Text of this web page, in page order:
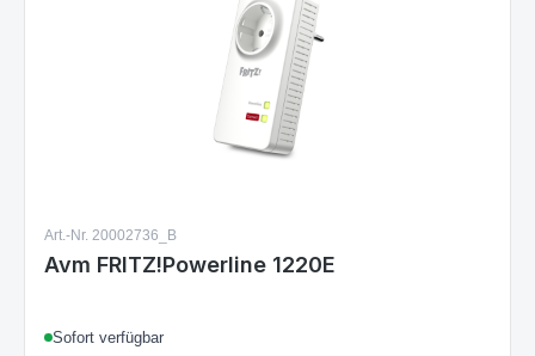
Art.-Nr. 20002736_B
Avm FRITZ!Powerline 1220E
Sofort verfügbar